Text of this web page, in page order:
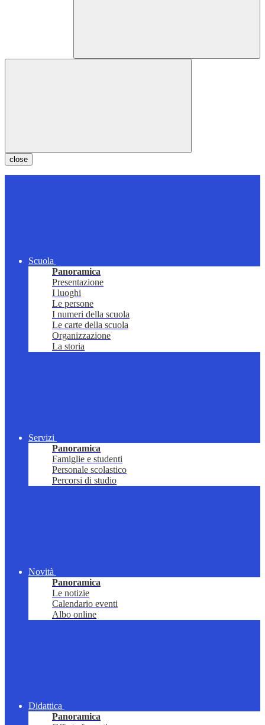
close
Scuola
Panoramica
Presentazione
I luoghi
Le persone
I numeri della scuola
Le carte della scuola
Organizzazione
La storia
Servizi
Panoramica
Famiglie e studenti
Personale scolastico
Percorsi di studio
Novità
Panoramica
Le notizie
Calendario eventi
Albo online
Didattica
Panoramica